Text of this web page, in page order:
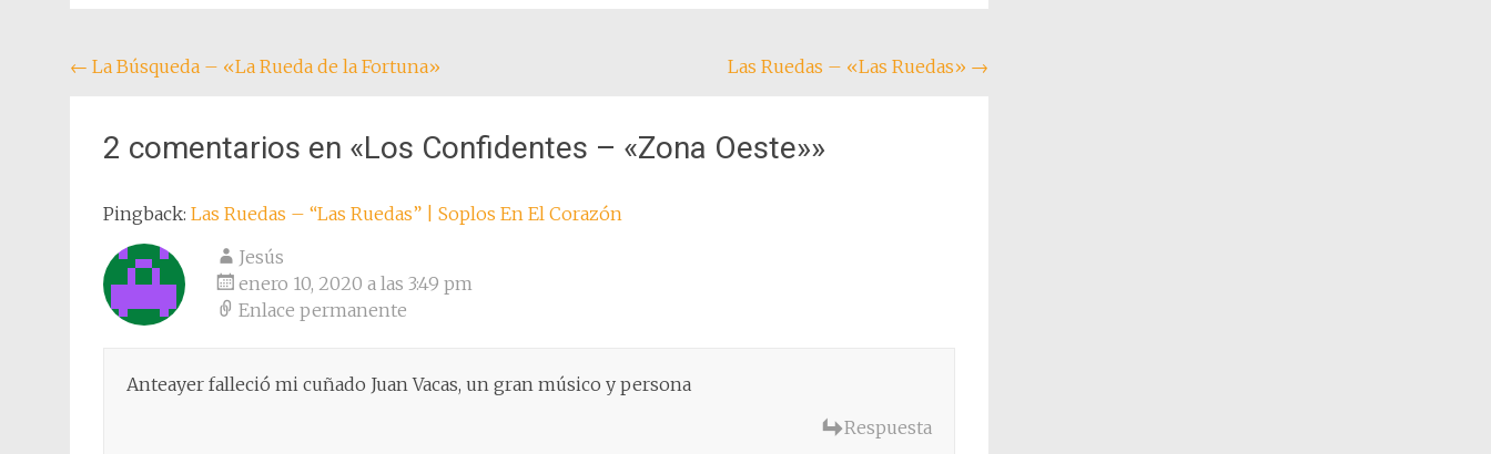
Navegación
entradas
← La Búsqueda – «La Rueda de la Fortuna» Las Ruedas – «Las Ruedas» →
2 comentarios en «Los Confidentes – «Zona Oeste»»
Pingback: Las Ruedas – “Las Ruedas” | Soplos En El Corazón
Jesús
enero 10, 2020 a las 3:49 pm
Enlace permanente
Anteayer falleció mi cuñado Juan Vacas, un gran músico y persona
Respuesta